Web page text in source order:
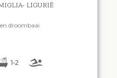
LIGURIË
droombaai
1-2